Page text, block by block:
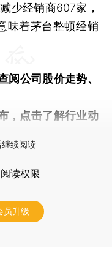
少经销商607家，
味着茅台整顿经销
阅公司股价走势、
， 点击了解行业动
继续阅读
读权限
员升级